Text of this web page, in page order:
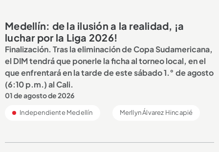
Medellín: de la ilusión a la realidad, ¡a
luchar por la Liga 2026!
Finalización. Tras la eliminación de Copa Sudamericana,
el DIM tendrá que ponerle la ficha al torneo local, en el
que enfrentará en la tarde de este sábado 1.° de agosto
(6:10 p.m.) al Cali.
01 de agosto de 2026
Independiente Medellín Merllyn Álvarez Hincapié